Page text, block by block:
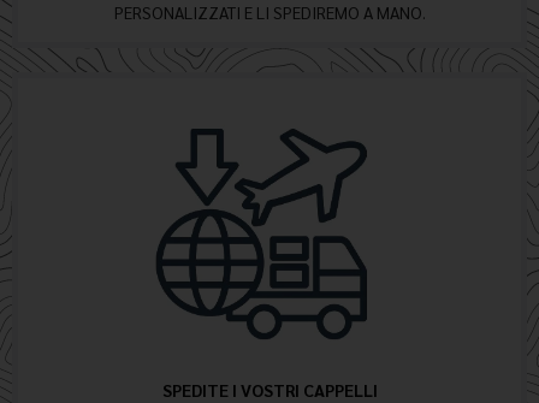
PERSONALIZZATI E LI SPEDIREMO A MANO.
SPEDITE I VOSTRI CAPPELLI